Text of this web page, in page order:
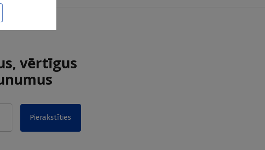
vērtīgus
Pierakstīties